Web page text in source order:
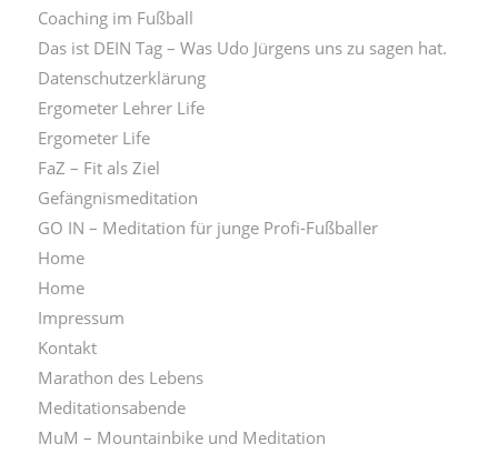
Coaching im Fußball
Das ist DEIN Tag – Was Udo Jürgens uns zu sagen hat.
Datenschutzerklärung
Ergometer Lehrer Life
Ergometer Life
FaZ – Fit als Ziel
Gefängnismeditation
GO IN – Meditation für junge Profi-Fußballer
Home
Home
Impressum
Kontakt
Marathon des Lebens
Meditationsabende
MuM – Mountainbike und Meditation